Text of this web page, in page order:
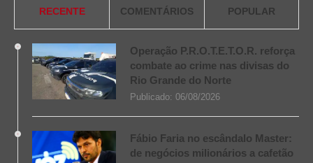
RECENTE COMENTÁRIOS POPULAR
Operação P.R.O.T.E.T.O.R. reforça
combate ao crime nas divisas do
Rio Grande do Norte
Publicado: 06/08/2026
Fábio Faria no escândalo Master:
de negócios milionários a cafetão